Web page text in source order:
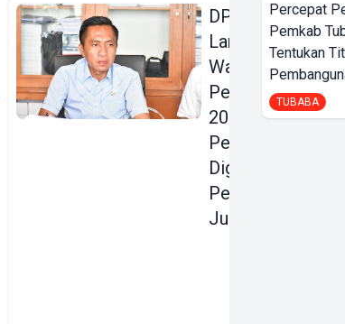
DPRD Bandar
Lampung Beri
Warning Keras
Perubahan KUA
2026:
Pendapatan
Digenjot, Belanja
Pembangunan
Justru Dipangkas
Percepat
Pemkab
Tentukan
TUBABA